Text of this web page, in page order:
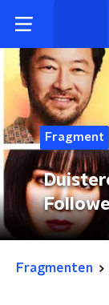
Fragment
Fragmenten